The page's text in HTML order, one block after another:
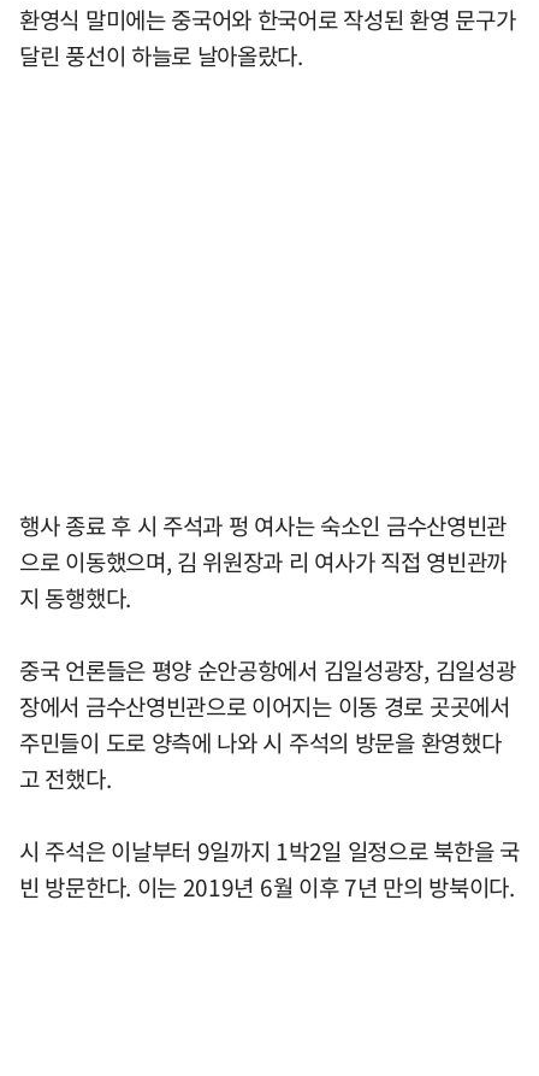
환영식 말미에는 중국어와 한국어로 작성된 환영 문구가
달린 풍선이 하늘로 날아올랐다.
행사 종료 후 시 주석과 펑 여사는 숙소인 금수산영빈관
으로 이동했으며, 김 위원장과 리 여사가 직접 영빈관까
지 동행했다.
중국 언론들은 평양 순안공항에서 김일성광장, 김일성광
장에서 금수산영빈관으로 이어지는 이동 경로 곳곳에서
주민들이 도로 양측에 나와 시 주석의 방문을 환영했다
고 전했다.
시 주석은 이날부터 9일까지 1박2일 일정으로 북한을 국
빈 방문한다. 이는 2019년 6월 이후 7년 만의 방북이다.